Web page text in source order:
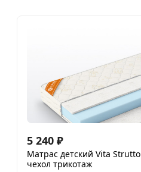
5 240 ₽
Матрас детский Vita Strutto
чехол трикотаж